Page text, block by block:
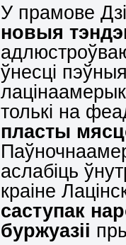
У прамове
новыя
ўнесці
толькі на
пласты
аслабіць
краіне
саступак
буржуазіі